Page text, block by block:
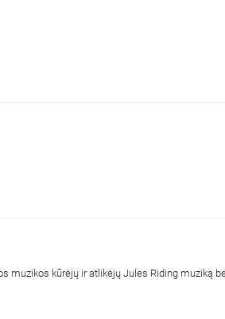
kūrėjų ir atlikėjų Jules Riding muziką